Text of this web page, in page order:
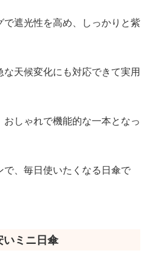
遮光性を高め、しっかりと紫
天候変化にも対応できて実用
しゃれで機能的な一本となっ
、毎日使いたくなる日傘で
いミニ日傘